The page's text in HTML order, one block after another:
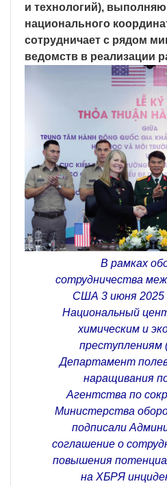
и технологий),
национального
сотрудничает с рядом
ведомств в реализации
В рамках
сотрудничества
США 3 июня 2025
Национальный
химическим и
преступлениям
Департамент
наращивания
Агентства по
Министерства
подписали
соглашение о
повышения
на ХБРЯ